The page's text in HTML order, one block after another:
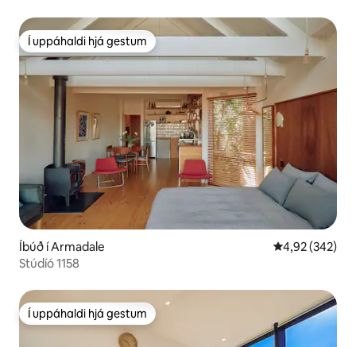
Í uppáhaldi hjá gestum
Í uppáhaldi hjá gestum
Íbúð í Armadale 4,92 af 5 í
4,92 (342)
Stúdíó 1158
Í uppáhaldi hjá gestum
Í uppáhaldi hjá gestum